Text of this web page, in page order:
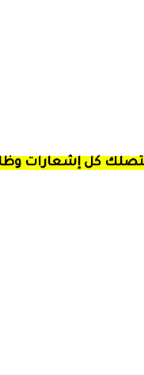
لتصلك كل إشعارات